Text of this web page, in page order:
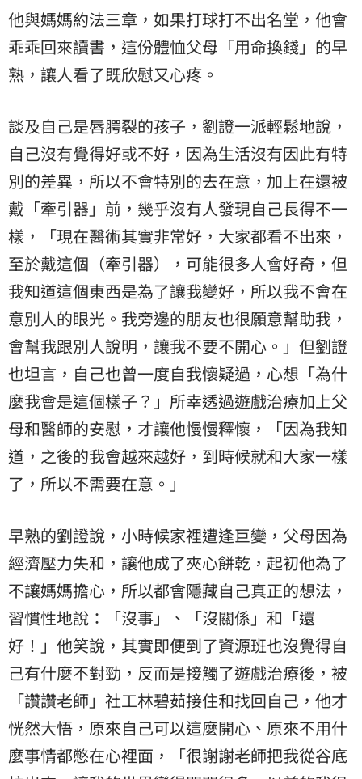
他與媽媽約法三章，如果打球打不出名堂，他會
乖乖回來讀書，這份體恤父母「用命換錢」的早
熟，讓人看了既欣慰又心疼。
談及自己是唇腭裂的孩子，劉證一派輕鬆地說，
自己沒有覺得好或不好，因為生活沒有因此有特
別的差異，所以不會特別的去在意，加上在還被
戴「牽引器」前，幾乎沒有人發現自己長得不一
樣，「現在醫術其實非常好，大家都看不出來，
至於戴這個（牽引器），可能很多人會好奇，但
我知道這個東西是為了讓我變好，所以我不會在
意別人的眼光。我旁邊的朋友也很願意幫助我，
會幫我跟別人說明，讓我不要不開心。」但劉證
也坦言，自己也曾一度自我懷疑過，心想「為什
麼我會是這個樣子？」所幸透過遊戲治療加上父
母和醫師的安慰，才讓他慢慢釋懷，「因為我知
道，之後的我會越來越好，到時候就和大家一樣
了，所以不需要在意。」
早熟的劉證說，小時候家裡遭逢巨變，父母因為
經濟壓力失和，讓他成了夾心餅乾，起初他為了
不讓媽媽擔心，所以都會隱藏自己真正的想法，
習慣性地說：「沒事」、「沒關係」和「還
好！」他笑說，其實即便到了資源班也沒覺得自
己有什麼不對勁，反而是接觸了遊戲治療後，被
「讚讚老師」社工林碧茹接住和找回自己，他才
恍然大悟，原來自己可以這麼開心、原來不用什
麼事情都憋在心裡面，「很謝謝老師把我從谷底